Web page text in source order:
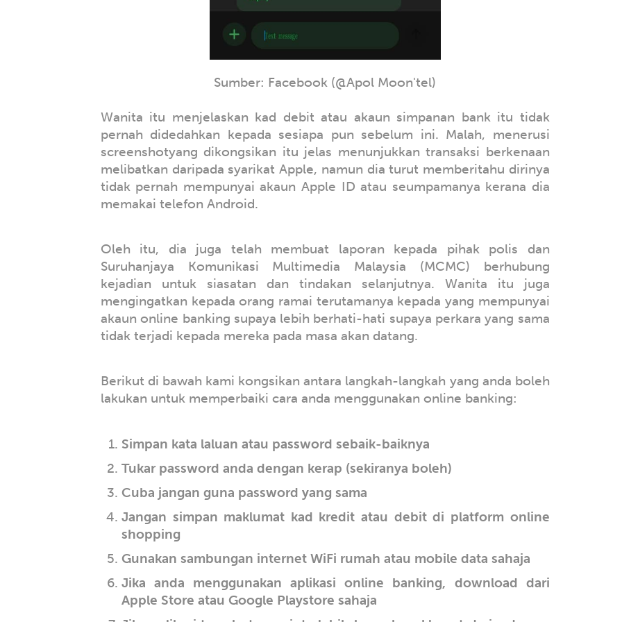
Sumber: Facebook (@Apol Moon'tel)
Wanita itu menjelaskan kad debit atau akaun simpanan bank itu tidak
pernah didedahkan kepada sesiapa pun sebelum ini. Malah, menerusi
screenshotyang dikongsikan itu jelas menunjukkan transaksi berkenaan
melibatkan daripada syarikat Apple, namun dia turut memberitahu dirinya
tidak pernah mempunyai akaun Apple ID atau seumpamanya kerana dia
memakai telefon Android.
Oleh itu, dia juga telah membuat laporan kepada pihak polis dan
Suruhanjaya Komunikasi Multimedia Malaysia (MCMC) berhubung
kejadian untuk siasatan dan tindakan selanjutnya. Wanita itu juga
mengingatkan kepada orang ramai terutamanya kepada yang mempunyai
akaun online banking supaya lebih berhati-hati supaya perkara yang sama
tidak terjadi kepada mereka pada masa akan datang.
Berikut di bawah kami kongsikan antara langkah-langkah yang anda boleh
lakukan untuk memperbaiki cara anda menggunakan online banking:
Simpan kata laluan atau password sebaik-baiknya
Tukar password anda dengan kerap (sekiranya boleh)
Cuba jangan guna password yang sama
Jangan simpan maklumat kad kredit atau debit di platform online
shopping
Gunakan sambungan internet WiFi rumah atau mobile data sahaja
Jika anda menggunakan aplikasi online banking, download dari
Apple Store atau Google Playstore sahaja